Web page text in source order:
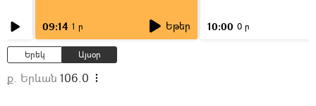
09:14 1 ր Եթեր 10:00 0 ր
Երեկ Այսօր
ք. Երևան 106.0